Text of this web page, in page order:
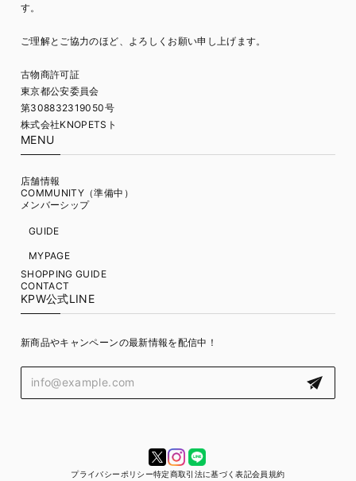
す。
ご理解とご協力のほど、よろしくお願い申し上げます。
古物商許可証
東京都公安委員会
第308832319050号
株式会社KNOPETSト
MENU
店舗情報
COMMUNITY（準備中）
メンバーシップ
GUIDE
MYPAGE
SHOPPING GUIDE
CONTACT
KPW公式LINE
新商品やキャンペーンの最新情報を配信中！
プライバシーポリシー特定商取引法に基づく表記会員規約